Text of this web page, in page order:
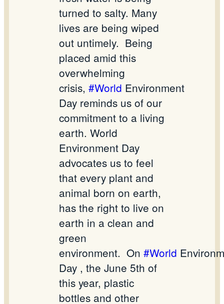
turned to salty. Many
lives are being wiped
out untimely. Being
placed amid this
overwhelming
crisis, #World Environment
Day reminds us of our
commitment to a living
earth. World
Environment Day
advocates us to feel
that every plant and
animal born on earth,
has the right to live on
earth in a clean and
green
environment. On #World
Day , the June 5th of
this year, plastic
bottles and other